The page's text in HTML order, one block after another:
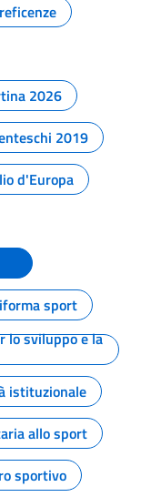
2026
2019
d'Europa
sport
lo sviluppo e la
istituzionale
allo sport
sportivo